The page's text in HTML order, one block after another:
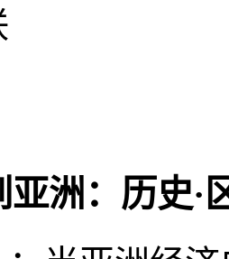
洲：历史·